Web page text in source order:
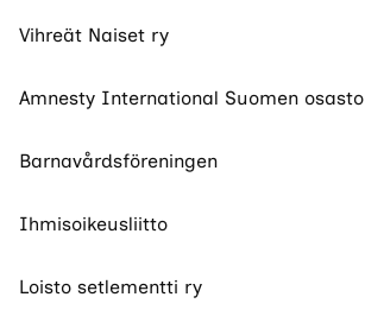
Vihreät Naiset ry
Amnesty International Suomen osasto
Barnavårdsföreningen
Ihmisoikeusliitto
Loisto setlementti ry